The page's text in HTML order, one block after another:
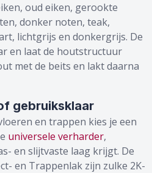
oud eiken, gerookte
donker noten, teak,
lichtgrijs en donkergrijs. De
en laat de houtstructuur
met de beits en lakt daarna
gebruiksklaar
en trappen kies je een
universele verharder,
en slijtvaste laag krijgt. De
en Trappenlak zijn zulke 2K-